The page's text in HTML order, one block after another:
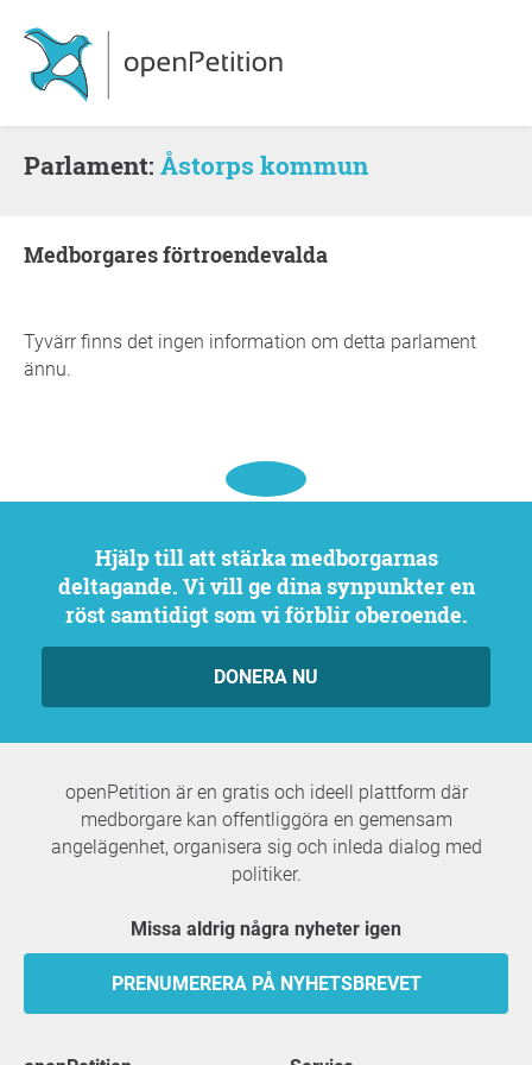
Parlament: Åstorps kommun
medborgares förtroendevalda
Tyvärr finns det ingen information om detta parlament
ännu.
Hjälp till att stärka medborgarnas
deltagande. Vi vill ge dina synpunkter en
röst samtidigt som vi förblir oberoende.
DONERA NU
openPetition är en gratis och ideell plattform där
medborgare kan offentliggöra en gemensam
angelägenhet, organisera sig och inleda dialog med
politiker.
Missa aldrig några nyheter igen
PRENUMERERA PÅ NYHETSBREVET